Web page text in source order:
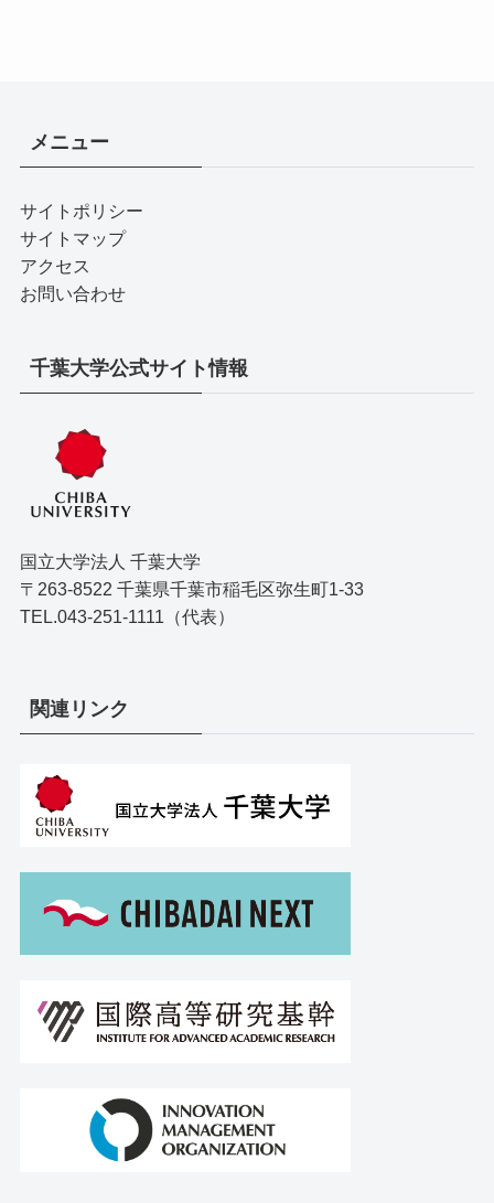
メニュー
サイトポリシー
サイトマップ
アクセス
お問い合わせ
千葉大学公式サイト情報
国立大学法人 千葉大学
〒263-8522 千葉県千葉市稲毛区弥生町1-33
TEL.043-251-1111（代表）
関連リンク